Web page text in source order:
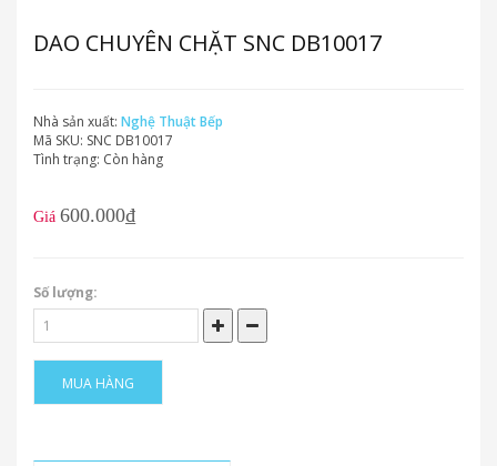
DAO CHUYÊN CHẶT SNC DB10017
Nhà sản xuất: Nghệ Thuật Bếp
Mã SKU: SNC DB10017
Tình trạng: Còn hàng
Giá 600.000₫
Số lượng:
MUA HÀNG